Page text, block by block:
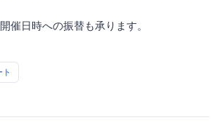
催日時への振替も承ります。